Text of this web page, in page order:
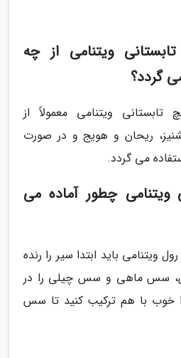
ویتنامی از چه
گردد؟
ویتنامی معمولاً از
ریحان و هویج و در صورت
می گردد.
چطور آماده می
ویتنامی باید ابتدا سیر را رنده
سس ماهی و سس چیلی را در
خوب با هم ترکیب کنید تا سس